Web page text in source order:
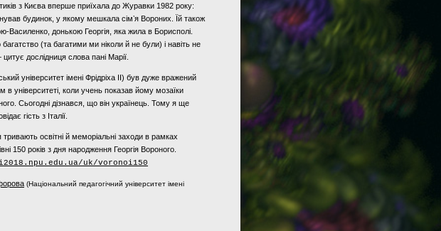
з Києва вперше приїхала до Журавки 1982 року:
будинок, у якому мешкала сімʼя Вороних. Їй також
Василенко, донькою Георгія, яка жила в Борисполі.
(та багатими ми ніколи й не були) і навіть не
дослідниця слова пані Марії.
університет імені Фрідріха II) був дуже вражений
університеті, коли учень показав йому мозаїки
Сьогодні дізнався, що він українець. Тому я ще
гість з Італії.
освітні й меморіальні заходи в рамках
150 років з дня народження Георгія Вороного.
uk/voronoi150
(Національний педагогічний університет імені